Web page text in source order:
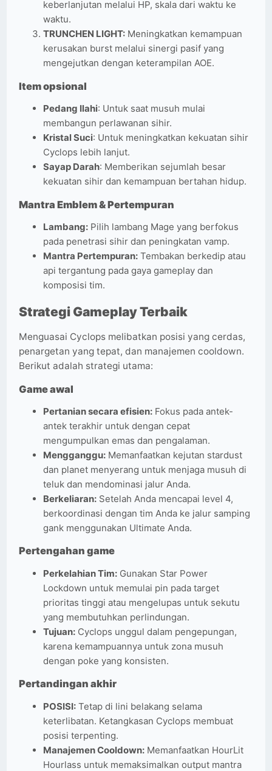
keberlanjutan melalui HP, skala dari waktu ke
waktu.
TRUNCHEN LIGHT: Meningkatkan kemampuan
kerusakan burst melalui sinergi pasif yang
mengejutkan dengan keterampilan AOE.
Item opsional
Pedang Ilahi: Untuk saat musuh mulai
membangun perlawanan sihir.
Kristal Suci: Untuk meningkatkan kekuatan sihir
Cyclops lebih lanjut.
Sayap Darah: Memberikan sejumlah besar
kekuatan sihir dan kemampuan bertahan hidup.
Mantra Emblem & Pertempuran
Lambang: Pilih lambang Mage yang berfokus
pada penetrasi sihir dan peningkatan vamp.
Mantra Pertempuran: Tembakan berkedip atau
api tergantung pada gaya gameplay dan
komposisi tim.
Strategi Gameplay Terbaik
Menguasai Cyclops melibatkan posisi yang cerdas,
penargetan yang tepat, dan manajemen cooldown.
Berikut adalah strategi utama:
Game awal
Pertanian secara efisien: Fokus pada antek-
antek terakhir untuk dengan cepat
mengumpulkan emas dan pengalaman.
Mengganggu: Memanfaatkan kejutan stardust
dan planet menyerang untuk menjaga musuh di
teluk dan mendominasi jalur Anda.
Berkeliaran: Setelah Anda mencapai level 4,
berkoordinasi dengan tim Anda ke jalur samping
gank menggunakan Ultimate Anda.
Pertengahan game
Perkelahian Tim: Gunakan Star Power
Lockdown untuk memulai pin pada target
prioritas tinggi atau mengelupas untuk sekutu
yang membutuhkan perlindungan.
Tujuan: Cyclops unggul dalam pengepungan,
karena kemampuannya untuk zona musuh
dengan poke yang konsisten.
Pertandingan akhir
POSISI: Tetap di lini belakang selama
keterlibatan. Ketangkasan Cyclops membuat
posisi terpenting.
Manajemen Cooldown: Memanfaatkan HourLit
Hourlass untuk memaksimalkan output mantra